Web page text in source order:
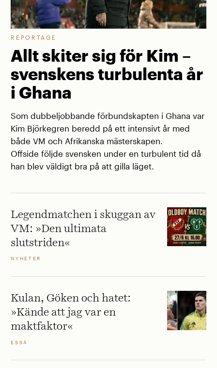
REPORTAGE
Allt skiter sig för Kim –
svenskens turbulenta år
i Ghana
Som dubbeljobbande förbundskapten i Ghana var
Kim Björkegren beredd på ett intensivt år med
både VM och Afrikanska mästerskapen.
Offside följde svensken under en turbulent tid då
han blev väldigt bra på att gilla läget.
Legendmatchen i skuggan av
VM: »Den ultimata
slutstriden«
NYHETER
Kulan, Göken och hatet:
»Kände att jag var en
maktfaktor«
ESSÄ